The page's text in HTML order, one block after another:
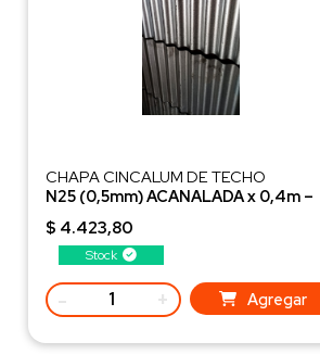
Stock
CHAPA CINCALUM DE TECHO
N25 (0,5mm) ACANALADA x 0,4m –
Seleccionada 2DA
$ 4.423,80
- + Agregar